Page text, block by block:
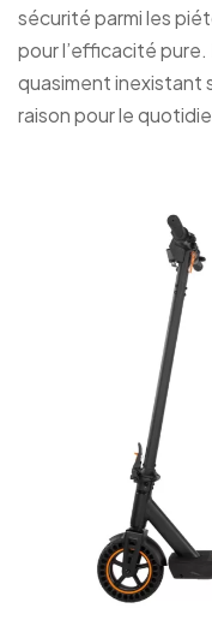
sécurité parmi les
pour l’efficacité
quasiment inexistant
raison pour le